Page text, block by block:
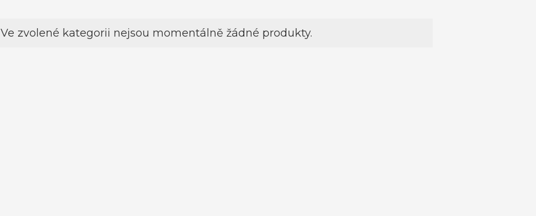
Ve zvolené kategorii nejsou momentálně žádné produkty.